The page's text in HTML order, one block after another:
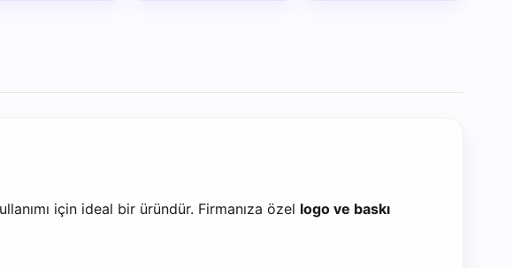
için ideal bir üründür. Firmanıza özel logo ve baskı